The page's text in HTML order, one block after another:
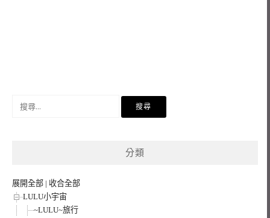
分類
展開全部 | 收合全部
LULU小宇宙
~LULU~旅行